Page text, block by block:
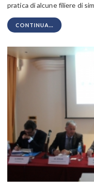
pratica di alcune filiere di
CONTINUA...